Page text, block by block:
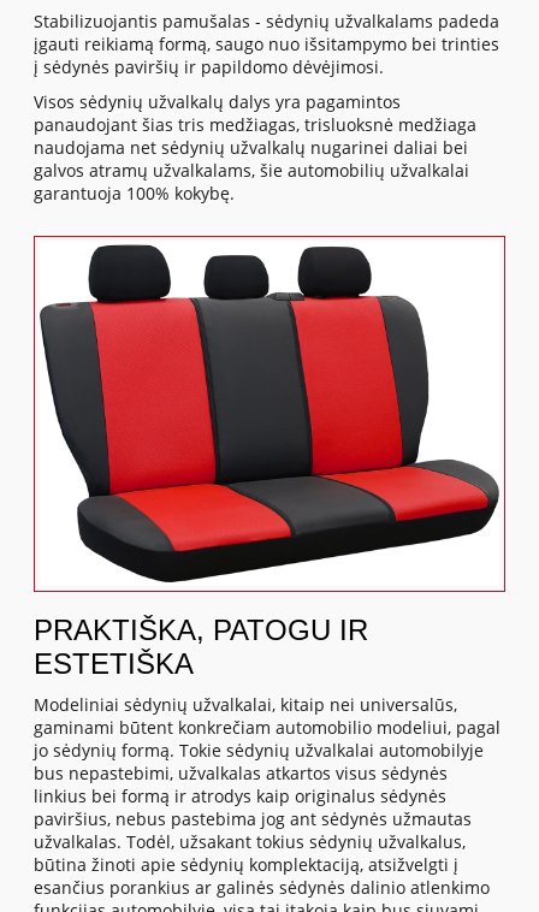
Stabilizuojantis pamušalas - sėdynių užvalkalams padeda
įgauti reikiamą formą, saugo nuo išsitampymo bei trinties
į sėdynės paviršių ir papildomo dėvėjimosi.
Visos sėdynių užvalkalų dalys yra pagamintos
panaudojant šias tris medžiagas, trisluoksnė medžiaga
naudojama net sėdynių užvalkalų nugarinei daliai bei
galvos atramų užvalkalams, šie automobilių užvalkalai
garantuoja 100% kokybę.
PRAKTIŠKA, PATOGU IR
ESTETIŠKA
Modeliniai sėdynių užvalkalai, kitaip nei universalūs,
gaminami būtent konkrečiam automobilio modeliui, pagal
jo sėdynių formą. Tokie sėdynių užvalkalai automobilyje
bus nepastebimi, užvalkalas atkartos visus sėdynės
linkius bei formą ir atrodys kaip originalus sėdynės
paviršius, nebus pastebima jog ant sėdynės užmautas
užvalkalas. Todėl, užsakant tokius sėdynių užvalkalus,
būtina žinoti apie sėdynių komplektaciją, atsižvelgti į
esančius porankius ar galinės sėdynės dalinio atlenkimo